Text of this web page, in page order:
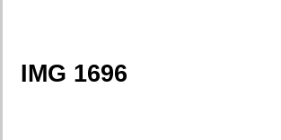
IMG 1696